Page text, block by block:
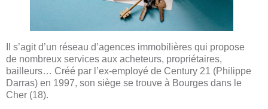
Il s’agit d’un réseau d’agences immobilières qui propose
de nombreux services aux acheteurs, propriétaires,
bailleurs… Créé par l’ex-employé de Century 21 (Philippe
Darras) en 1997, son siège se trouve à Bourges dans le
Cher (18).